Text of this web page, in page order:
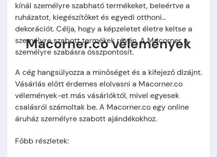
kínál személyre szabható termékeket, beleértve a
ruházatot, kiegészítőket és egyedi otthoni
dekorációt. Célja, hogy a képzeletet életre keltse a
személyre szabott termékek révén. A Macorner a
személyre szabásra összpontosít.
Macorner.co vélemények
A cég hangsúlyozza a minőséget és a kifejező dizájnt.
Vásárlás előtt érdemes elolvasni a Macorner.co
vélemények-et más vásárlóktól, mivel egyesek
csalásról számoltak be. A Macorner.co egy online
áruház személyre szabott ajándékokhoz.
Főbb részletek: